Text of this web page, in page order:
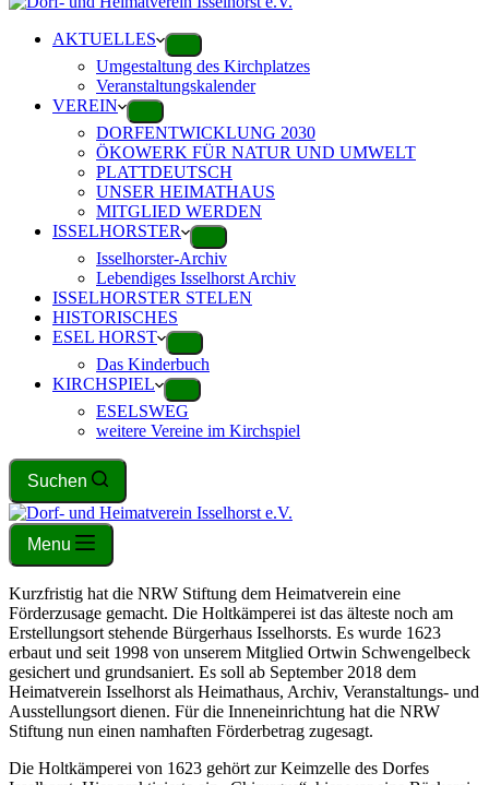
AKTUELLES
Umgestaltung des Kirchplatzes
Veranstaltungskalender
VEREIN
DORFENTWICKLUNG 2030
ÖKOWERK FÜR NATUR UND UMWELT
PLATTDEUTSCH
UNSER HEIMATHAUS
MITGLIED WERDEN
ISSELHORSTER
Isselhorster-Archiv
Lebendiges Isselhorst Archiv
ISSELHORSTER STELEN
HISTORISCHES
ESEL HORST
Das Kinderbuch
KIRCHSPIEL
ESELSWEG
weitere Vereine im Kirchspiel
Suchen
Menu
Kurzfristig hat die NRW Stiftung dem Heimatverein eine
Förderzusage gemacht. Die Holtkämperei ist das älteste noch am
Erstellungsort stehende Bürgerhaus Isselhorsts. Es wurde 1623
erbaut und seit 1998 von unserem Mitglied Ortwin Schwengelbeck
gesichert und grundsaniert. Es soll ab September 2018 dem
Heimatverein Isselhorst als Heimathaus, Archiv, Veranstaltungs- und
Ausstellungsort dienen. Für die Inneneinrichtung hat die NRW
Stiftung nun einen namhaften Förderbetrag zugesagt.
Die Holtkämperei von 1623 gehört zur Keimzelle des Dorfes